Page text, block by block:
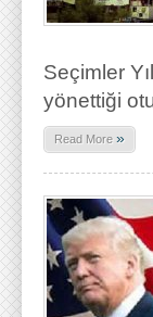
Seçimler
yönettiği
Read More »